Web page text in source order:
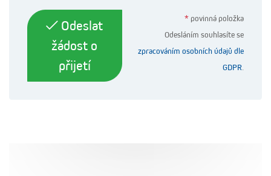
Odeslat
žádost o
přijetí
* povinná položka
Odesláním souhlasíte se
zpracováním osobních údajů dle
GDPR